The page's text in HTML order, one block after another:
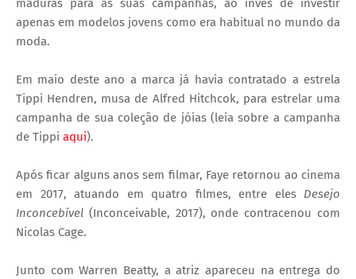
maduras para as suas campanhas, ao invés de investir
apenas em modelos jovens como era habitual no mundo da
moda.
Em maio deste ano a marca já havia contratado a estrela
Tippi Hendren, musa de Alfred Hitchcok, para estrelar uma
campanha de sua coleção de jóias (leia sobre a campanha
de Tippi aqui).
Após ficar alguns anos sem filmar, Faye retornou ao cinema
em 2017, atuando em quatro filmes, entre eles Desejo
Inconcebível (Inconceivable, 2017), onde contracenou com
Nicolas Cage.
Junto com Warren Beatty, a atriz apareceu na entrega do